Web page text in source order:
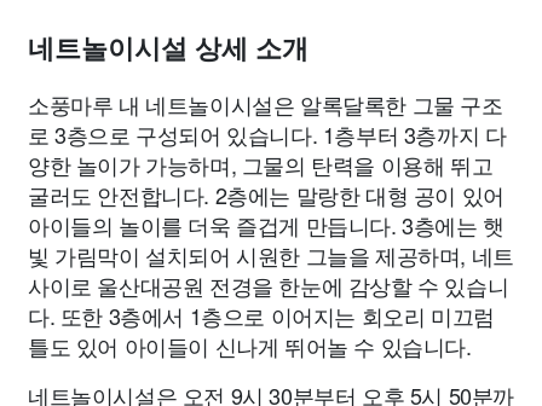
네트놀이시설 상세 소개
소풍마루 내 네트놀이시설은 알록달록한 그물 구조
로 3층으로 구성되어 있습니다. 1층부터 3층까지 다
양한 놀이가 가능하며, 그물의 탄력을 이용해 뛰고
굴러도 안전합니다. 2층에는 말랑한 대형 공이 있어
아이들의 놀이를 더욱 즐겁게 만듭니다. 3층에는 햇
빛 가림막이 설치되어 시원한 그늘을 제공하며, 네트
사이로 울산대공원 전경을 한눈에 감상할 수 있습니
다. 또한 3층에서 1층으로 이어지는 회오리 미끄럼
틀도 있어 아이들이 신나게 뛰어놀 수 있습니다.
네트놀이시설은 오전 9시 30분부터 오후 5시 50분까